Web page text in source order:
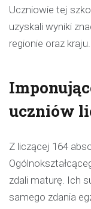
Uczniowie tej
uzyskali wyniki
regionie oraz kraju.
uczniów
Z liczącej 164
zdali maturę. Ich
samego zdania